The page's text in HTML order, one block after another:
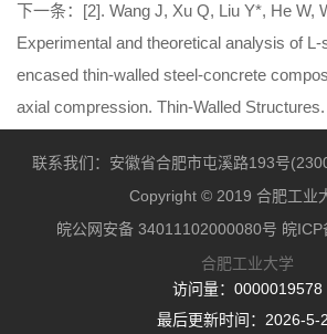
下一条： [2]. Wang J, Xu Q, Liu Y*, He W,
Experimental and theoretical analysis of L-
encased thin-walled steel-concrete
axial compression. Thin-Walled
联系我们：安徽省合肥市屯溪路193号
Copyright © 2019 合肥工
皖公网安备 34011102000080号 皖ICP
合肥工业大学
访问量： 0000019578
最后更新时间： 2026-5-